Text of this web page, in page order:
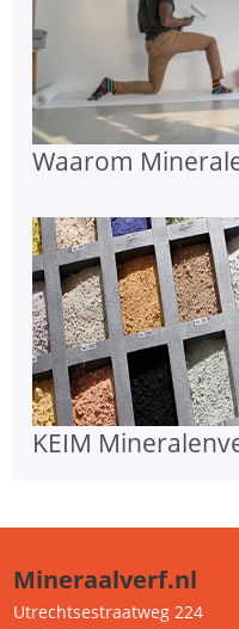
Waarom
KEIM
Mineraalverf.nl
Utrechtsestraatweg 224